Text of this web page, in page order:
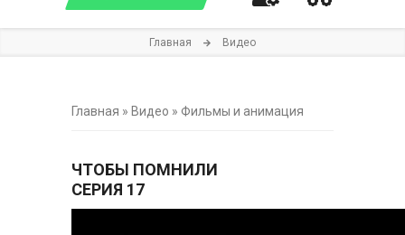
Главная Видео
Главная » Видео » Фильмы и анимация
ЧТОБЫ ПОМНИЛИ
СЕРИЯ 17